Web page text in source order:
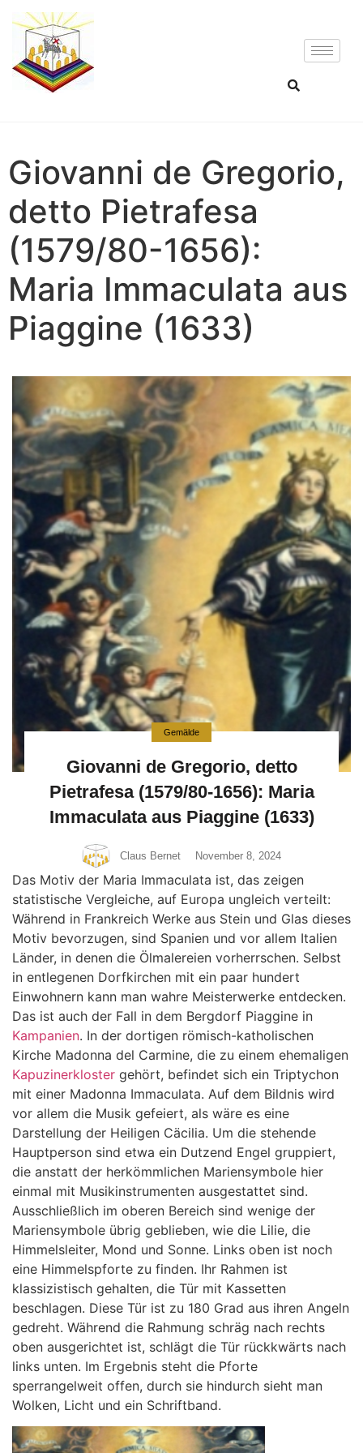
Giovanni de Gregorio,
detto Pietrafesa
(1579/80-1656):
Maria Immaculata aus
Piaggine (1633)
Gemälde
Giovanni de Gregorio, detto
Pietrafesa (1579/80-1656): Maria
Immaculata aus Piaggine (1633)
Claus Bernet November 8, 2024
Das Motiv der Maria Immaculata ist, das zeigen
statistische Vergleiche, auf Europa ungleich verteilt:
Während in Frankreich Werke aus Stein und Glas dieses
Motiv bevorzugen, sind Spanien und vor allem Italien
Länder, in denen die Ölmalereien vorherrschen. Selbst
in entlegenen Dorfkirchen mit ein paar hundert
Einwohnern kann man wahre Meisterwerke entdecken.
Das ist auch der Fall in dem Bergdorf Piaggine in
Kampanien. In der dortigen römisch-katholischen
Kirche Madonna del Carmine, die zu einem ehemaligen
Kapuzinerkloster gehört, befindet sich ein Triptychon
mit einer Madonna Immaculata. Auf dem Bildnis wird
vor allem die Musik gefeiert, als wäre es eine
Darstellung der Heiligen Cäcilia. Um die stehende
Hauptperson sind etwa ein Dutzend Engel gruppiert,
die anstatt der herkömmlichen Mariensymbole hier
einmal mit Musikinstrumenten ausgestattet sind.
Ausschließlich im oberen Bereich sind wenige der
Mariensymbole übrig geblieben, wie die Lilie, die
Himmelsleiter, Mond und Sonne. Links oben ist noch
eine Himmelspforte zu finden. Ihr Rahmen ist
klassizistisch gehalten, die Tür mit Kassetten
beschlagen. Diese Tür ist zu 180 Grad aus ihren Angeln
gedreht. Während die Rahmung schräg nach rechts
oben ausgerichtet ist, schlägt die Tür rückkwärts nach
links unten. Im Ergebnis steht die Pforte
sperrangelweit offen, durch sie hindurch sieht man
Wolken, Licht und ein Schriftband.